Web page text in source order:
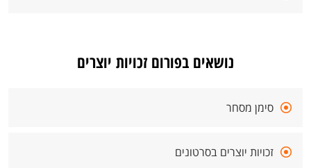
נושאים בפורום זכויות יוצרים
סימן מסחר
זכויות יוצרים בסרטונים